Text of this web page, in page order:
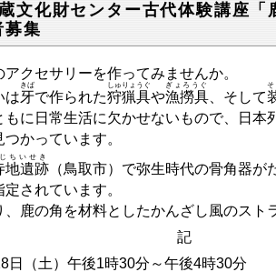
文化財センター古代体験講座
募集
クセサリーを作ってみませんか。
は牙
きば
で作られた狩猟具
しゅりょうぐ
や漁撈具
ぎょろうぐ
、そして
に日常生活に欠かせないもので、
日本
かっています。
地遺跡
ちいせき
（鳥取市）で弥生時代の骨角器が
されています。
鹿の角を材料としたかんざし風のスト
記
日（土）午後1時30分～午後4時30分